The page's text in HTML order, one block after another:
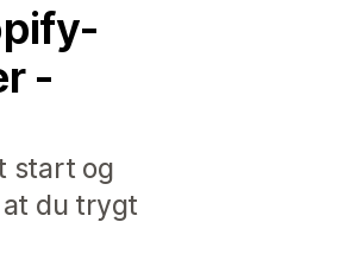
-
start og
du trygt